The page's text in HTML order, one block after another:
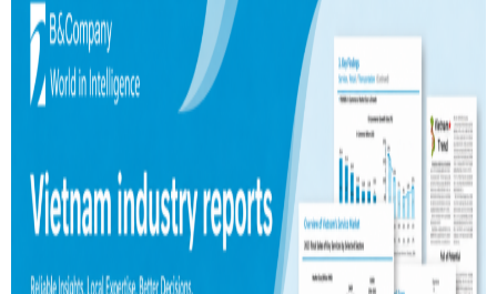
ĐĂNG KÝ NHẬN BẢN TIN